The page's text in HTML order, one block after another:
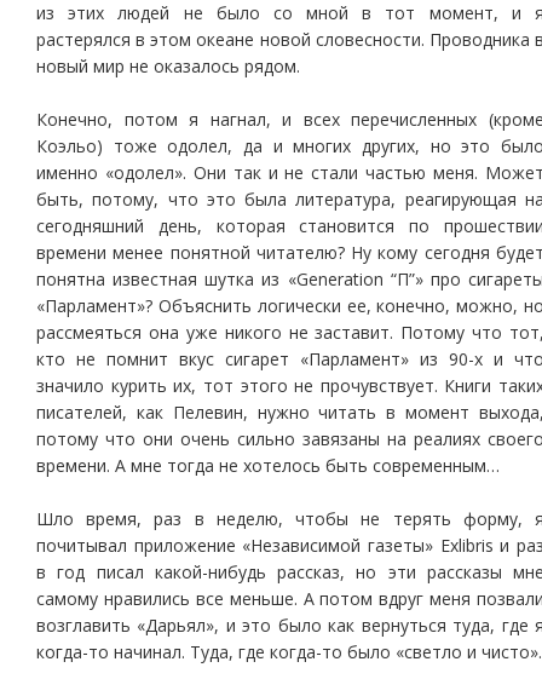
из этих людей не было со мной в тот момент, и
растерялся в этом океане новой словесности. Проводника
новый мир не оказалось рядом.
Конечно, потом я нагнал, и всех перечисленных
Коэльо) тоже одолел, да и многих других, но это
именно «одолел». Они так и не стали частью меня.
быть, потому, что это была литература, реагирующая
сегодняшний день, которая становится по
времени менее понятной читателю? Ну кому сегодня
понятна известная шутка из «Generation “П”» про
«Парламент»? Объяснить логически ее, конечно, можно,
рассмеяться она уже никого не заставит. Потому что
кто не помнит вкус сигарет «Парламент» из 90-х и
значило курить их, тот этого не прочувствует. Книги
писателей, как Пелевин, нужно читать в момент
потому что они очень сильно завязаны на реалиях
времени. А мне тогда не хотелось быть современным…
Шло время, раз в неделю, чтобы не терять форму,
почитывал приложение «Независимой газеты» Exlibris и
в год писал какой-нибудь рассказ, но эти рассказы
самому нравились все меньше. А потом вдруг меня
возглавить «Дарьял», и это было как вернуться туда, где
когда-то начинал. Туда, где когда-то было «светло и чисто».